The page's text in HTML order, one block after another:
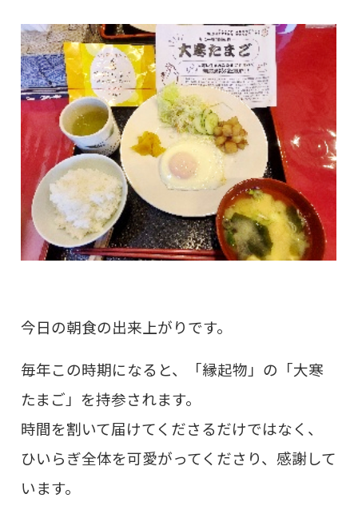
今日の朝食の出来上がりです。
毎年この時期になると、「縁起物」の「大寒
たまご」を持参されます。
時間を割いて届けてくださるだけではなく、
ひいらぎ全体を可愛がってくださり、感謝して
います。